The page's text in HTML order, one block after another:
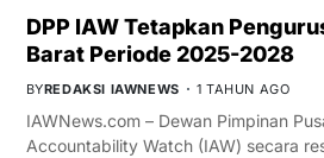
DPP IAW Tetapkan
Barat Periode 2025-2028
BYREDAKSI IAWNEWS 1 TAHUN AGO
IAWNews.com – Dewan Pimpinan
Accountability Watch (IAW) secara